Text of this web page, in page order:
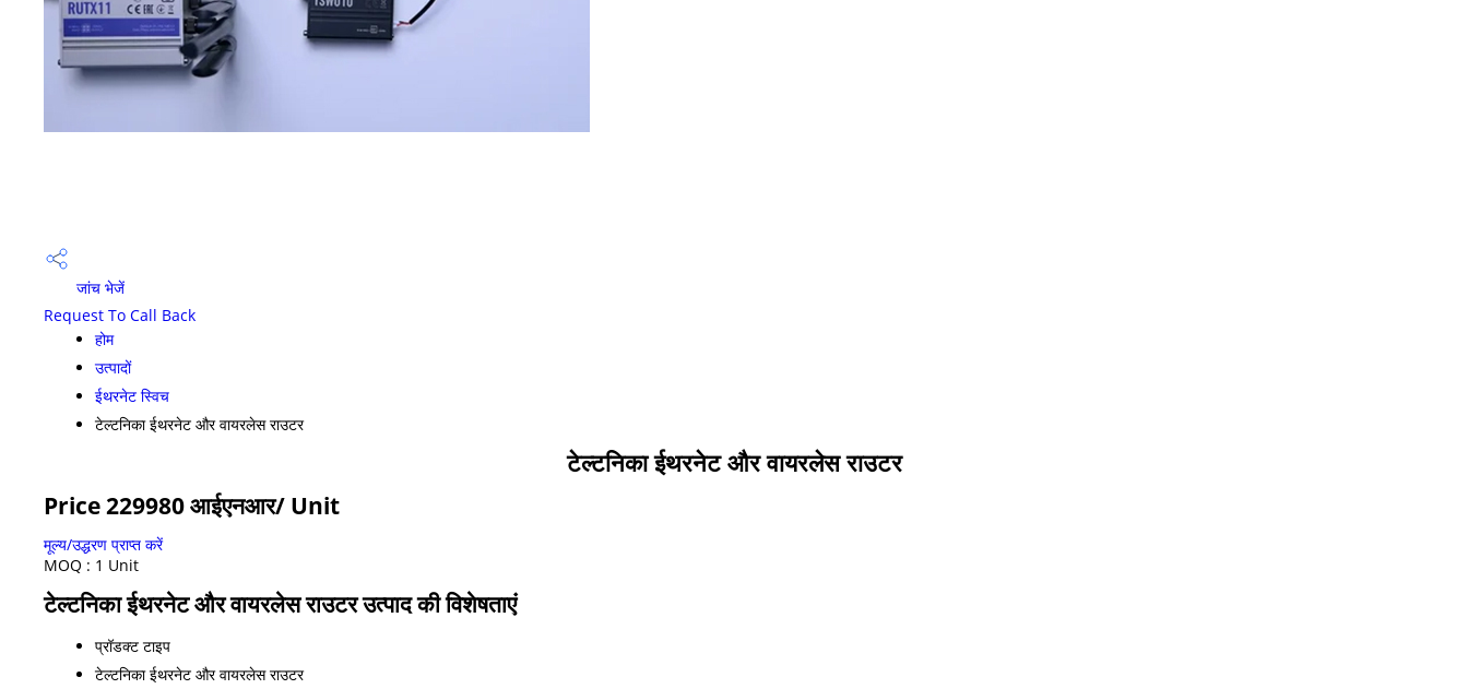
जांच भेजें
Request To Call Back
होम
उत्पादों
ईथरनेट स्विच
टेल्टनिका ईथरनेट और वायरलेस राउटर
टेल्टनिका ईथरनेट और वायरलेस राउटर
Price 229980 आईएनआर/ Unit
मूल्य/उद्धरण प्राप्त करें
MOQ : 1 Unit
टेल्टनिका ईथरनेट और वायरलेस राउटर उत्पाद की विशेषताएं
प्रॉडक्ट टाइप
टेल्टनिका ईथरनेट और वायरलेस राउटर